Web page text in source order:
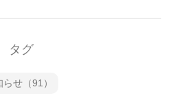
タグ
らせ（91）